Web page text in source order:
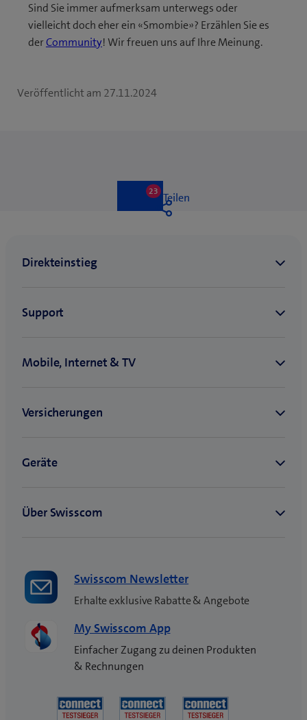
Sind Sie immer aufmerksam unterwegs oder
vielleicht doch eher ein «Smombie»? Erzählen Sie es
derCommunity! Wir freuen uns auf Ihre Meinung.
Veröffentlicht am 27.11.2024
2323
likesTeilen
Swisscom Newsletter
Erhalte exklusive Rabatte & Angebote
My Swisscom App
Einfacher Zugang zu deinen Produkten
& Rechnungen